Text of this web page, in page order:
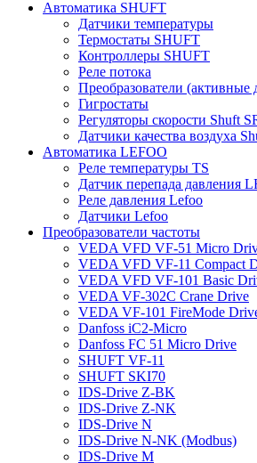
Автоматика SHUFT
Датчики температуры
Термостаты SHUFT
Контроллеры SHUFT
Реле потока
Преобразователи (активные
Гигростаты
Регуляторы скорости Shuft
Датчики качества воздуха
Автоматика LEFOO
Реле температуры TS
Датчик перепада давления
Реле давления Lefoo
Датчики Lefoo
Преобразователи частоты
VEDA VFD VF-51 Micro
VEDA VFD VF-11 Compact
VEDA VFD VF-101 Basic
VEDA VF-302C Crane Drive
VEDA VF-101 FireMode
Danfoss iC2-Micro
Danfoss FC 51 Micro Drive
SHUFT VF-11
SHUFT SKI70
IDS-Drive Z-BK
IDS-Drive Z-NK
IDS-Drive N
IDS-Drive N-NK (Modbus)
IDS-Drive M